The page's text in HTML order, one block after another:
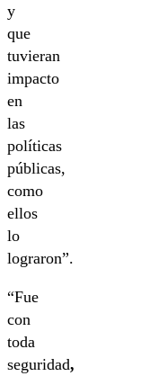
y
que
tuvieran
impacto
en
las
políticas
públicas,
como
ellos
lo
lograron”.
“Fue
con
toda
seguridad,